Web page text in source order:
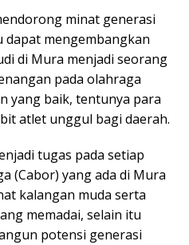
minat generasi
dapat mengembangkan
di Mura menjadi seorang
pada olahraga
yang baik, tentunya para
atlet unggul bagi daerah.
tugas pada setiap
(Cabor) yang ada di Mura
kalangan muda serta
memadai, selain itu
potensi generasi